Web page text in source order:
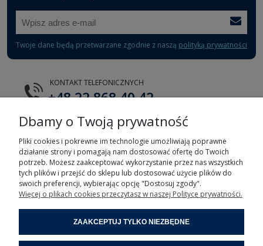
Twoje dane będą przetwarzane zgodnie z naszą polityką prywatności
KONTAKT TELEFONICZNYCH
+48 22 868 40 42
E-MAIL
tts@tts.com.pl
POMOC
Dbamy o Twoją prywatność
Pliki cookies i pokrewne im technologie umożliwiają poprawne
działanie strony i pomagają nam dostosować ofertę do Twoich
potrzeb. Możesz zaakceptować wykorzystanie przez nas wszystkich
tych plików i przejść do sklepu lub dostosować użycie plików do
swoich preferencji, wybierając opcję "Dostosuj zgody".
Więcej o plikach cookies przeczytasz w naszej Polityce prywatności.
ZAAKCEPTUJ TYLKO NIEZBĘDNE